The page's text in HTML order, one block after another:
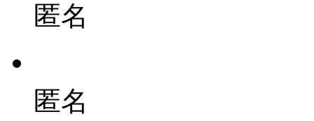
匿名
匿名